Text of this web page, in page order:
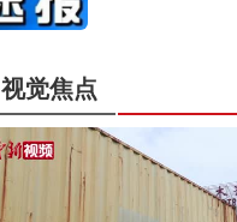
视觉焦点
新疆吉木乃县：乡村采摘游